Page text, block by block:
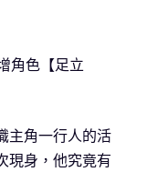
角色【足立
主角一行人的活
現身，他究竟有